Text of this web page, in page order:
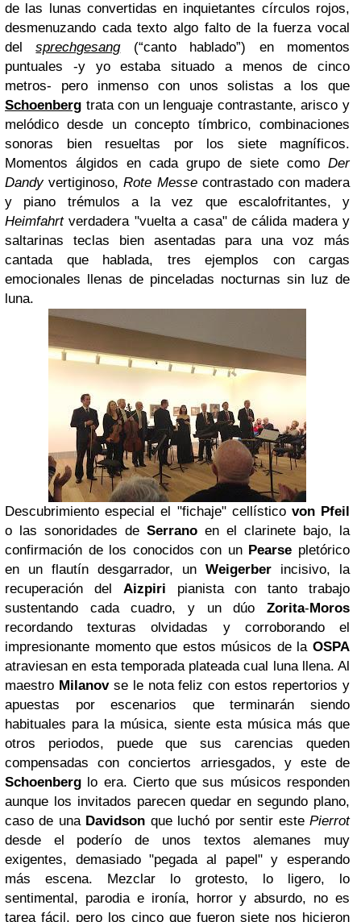
de las lunas convertidas en inquietantes círculos rojos,
desmenuzando cada texto algo falto de la fuerza vocal
delsprechgesang(“canto hablado”) en momentos
puntuales -y yo estaba situado a menos de cinco
metros- pero inmenso con unos solistas a los que
Schoenberg trata con un lenguaje contrastante, arisco y
melódico desde un concepto tímbrico, combinaciones
sonoras bien resueltas por los siete magníficos.
Momentos álgidos en cada grupo de siete como Der
Dandyvertiginoso,Rote Messecontrastado con madera
y piano trémulos a la vez que escalofritantes, y
Heimfahrtverdadera "vuelta a casa" de cálida madera y
saltarinas teclas bien asentadas para una voz más
cantada que hablada, tres ejemplos con cargas
emocionales llenas de pinceladas nocturnas sin luz de
luna.
Descubrimiento especial el "fichaje" cellístico von Pfeil
o las sonoridades de Serrano en el clarinete bajo, la
confirmación de los conocidos con un Pearse pletórico
en un flautín desgarrador, un Weigerber incisivo, la
recuperación del Aizpiri pianista con tanto trabajo
sustentando cada cuadro, y un dúo Zorita-Moros
recordando texturas olvidadas y corroborando el
impresionante momento que estos músicos de la OSPA
atraviesan en esta temporada plateada cual luna llena. Al
maestro Milanovse le nota feliz con estos repertorios y
apuestas por escenarios que terminarán siendo
habituales para la música, siente esta música más que
otros periodos, puede que sus carencias queden
compensadas con conciertos arriesgados, y este de
Schoenberg lo era. Cierto que sus músicos responden
aunque los invitados parecen quedar en segundo plano,
caso de una Davidson que luchó por sentir estePierrot
desde el poderío de unos textos alemanes muy
exigentes, demasiado "pegada al papel" y esperando
más escena. Mezclar lo grotesto, lo ligero, lo
sentimental, parodia e ironía, horror y absurdo, no es
tarea fácil, pero los cinco que fueron siete nos hicieron